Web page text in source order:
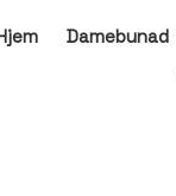
Damebunad